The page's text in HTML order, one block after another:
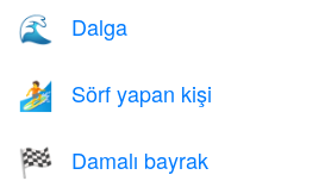
🌊 Dalga
🏄 Sörf yapan kişi
🏁 Damalı bayrak